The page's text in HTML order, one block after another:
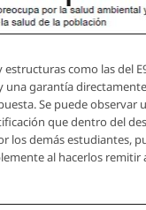
como las del
una garantía
Se puede observar
que dentro del
los demás estudiantes,
al hacerlos remitir